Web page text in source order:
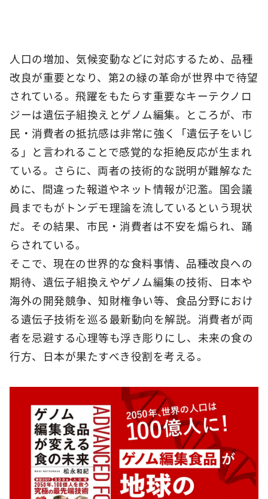
人口の増加、気候変動などに対応するため、品種
改良が重要となり、第2の緑の革命が世界中で待望
されている。飛躍をもたらす重要なキーテクノロ
ジーは遺伝子組換えとゲノム編集。ところが、市
民・消費者の抵抗感は非常に強く「遺伝子をいじ
る」と言われることで感覚的な拒絶反応が生まれ
ている。さらに、両者の技術的な説明が難解なた
めに、間違った報道やネット情報が氾濫。国会議
員までもがトンデモ理論を流しているという現状
だ。その結果、市民・消費者は不安を煽られ、踊
らされている。
そこで、現在の世界的な食料事情、品種改良への
期待、遺伝子組換えやゲノム編集の技術、日本や
海外の開発競争、知財権争い等、食品分野におけ
る遺伝子技術を巡る最新動向を解説。消費者が両
者を忌避する心理等も浮き彫りにし、未来の食の
行方、日本が果たすべき役割を考える。